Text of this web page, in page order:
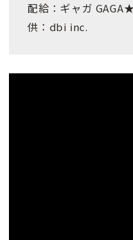
配給：ギャガ
供：dbi inc.